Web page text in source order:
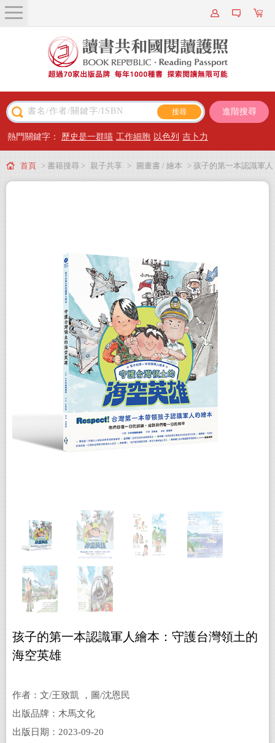
關於我們
近期新書
主題閱讀
出版專區
會員專屬
進階搜尋
熱門關鍵字： 歷史是一群喵 工作細胞 以色列 吉卜力
首頁 > 書籍搜尋 > 親子共享 > 圖畫書 / 繪本 > 孩子的第一本認識軍人
孩子的第一本認識軍人繪本：守護台灣領土的
海空英雄
作者：文/王致凱 ，圖/沈恩民
出版品牌：木馬文化
出版日期：2023-09-20